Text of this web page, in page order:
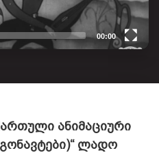
00:00
ანიმაციური
ლადო